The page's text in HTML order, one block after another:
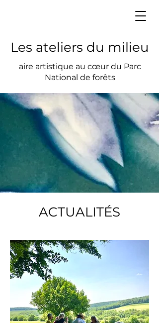
Les ateliers du milieu
aire artistique au cœur du Parc
National de forêts
ACTUALITÉS